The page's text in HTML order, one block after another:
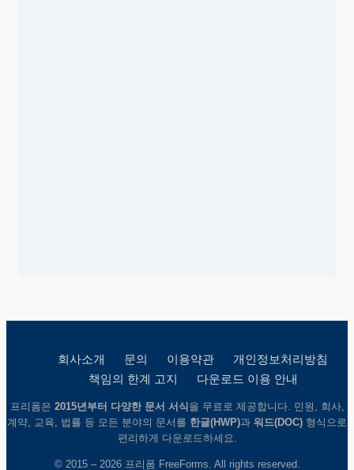
회사소개 문의 이용약관
개인정보처리방침
책임의 한계 고지
다운로드 이용 안내
프리폼은 2015년부터 다양한 문서 서식 을 무료로 제공합니다. 민원, 회사,
계약, 교육, 법률 등 모든 분야의 문서를 한글(HWP)과 워드(DOC) 형식으로
편리하게 다운로드하세요.
© 2015 – 2026 프리폼 FreeForms. All rights reserved.